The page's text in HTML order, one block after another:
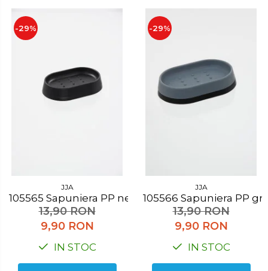
-29%
JJA
105565 Sapuniera PP negru
13,90 RON
9,90 RON
IN STOC
-29%
JJA
105566 Sapuniera PP gri
13,90 RON
9,90 RON
IN STOC